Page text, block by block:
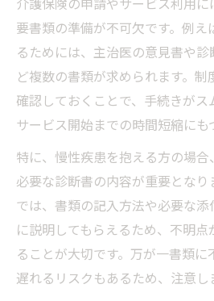
要書類の準備が不可欠です。例
るためには、主治医の意見書や
ど複数の書類が求められます。
確認しておくことで、手続きがス
サービス開始までの時間短縮にも
特に、慢性疾患を抱える方の場
必要な診断書の内容が重要とな
では、書類の記入方法や必要な
に説明してもらえるため、不明
ることが大切です。万が一書類
遅れるリスクもあるため、注意し